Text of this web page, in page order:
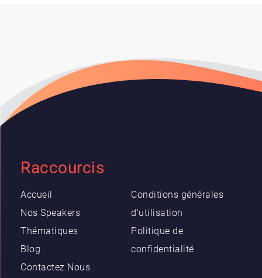
Raccourcis
Accueil
Nos Speakers
Thématiques
Blog
Contactez Nous
Conditions générales
d'utilisation
Politique de
confidentialité